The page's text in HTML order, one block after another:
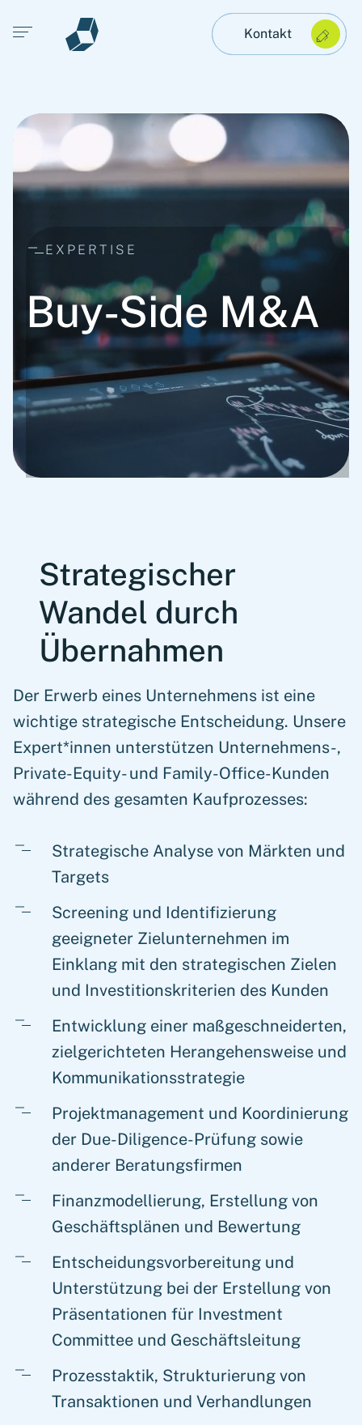
Open main menu Kontakt
EXPERTISE
Buy-Side M&A
Strategischer
Wandel durch
Übernahmen
Der Erwerb eines Unternehmens ist eine
wichtige strategische Entscheidung. Unsere
Expert*innen unterstützen Unternehmens-,
Private-Equity- und Family-Office-Kunden
während des gesamten Kaufprozesses:
Strategische Analyse von Märkten und
Targets
Screening und Identifizierung
geeigneter Zielunternehmen im
Einklang mit den strategischen Zielen
und Investitionskriterien des Kunden
Entwicklung einer maßgeschneiderten,
zielgerichteten Herangehensweise und
Kommunikationsstrategie
Projektmanagement und Koordinierung
der Due-Diligence-Prüfung sowie
anderer Beratungsfirmen
Finanzmodellierung, Erstellung von
Geschäftsplänen und Bewertung
Entscheidungsvorbereitung und
Unterstützung bei der Erstellung von
Präsentationen für Investment
Committee und Geschäftsleitung
Prozesstaktik, Strukturierung von
Transaktionen und Verhandlungen